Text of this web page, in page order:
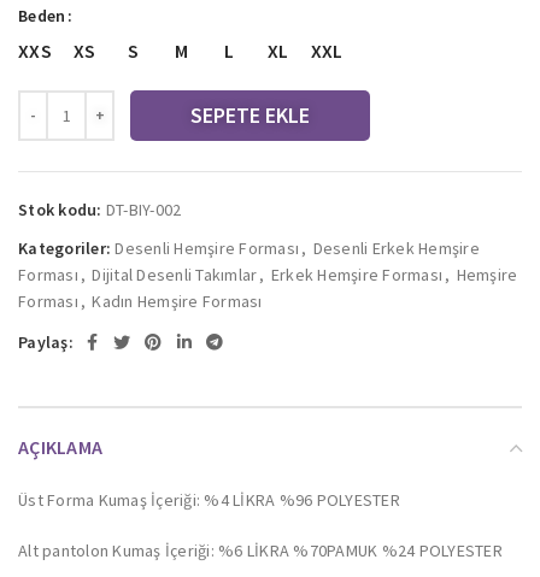
Beden
XXS XS S M L XL XXL
SEPETE EKLE
Stok kodu: DT-BIY-002
Kategoriler: Desenli Hemşire Forması , Desenli Erkek Hemşire
Forması , Dijital Desenli Takımlar, Erkek Hemşire Forması , Hemşire
Forması , Kadın Hemşire Forması
Paylaş:
AÇIKLAMA
Üst Forma Kumaş İçeriği: %4 LİKRA %96 POLYESTER
Alt pantolon Kumaş İçeriği: %6 LİKRA %70PAMUK %24 POLYESTER